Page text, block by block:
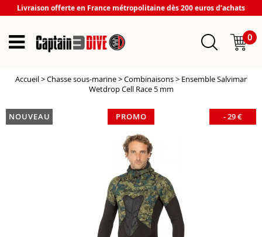
Livraison offerte en France métropolitaine dès 200 euros d’achats
0
Accueil>Chasse sous-marine>Combinaisons> Ensemble Salvimar
Wetdrop Cell Race 5 mm
NOUVEAU PROMO -29€